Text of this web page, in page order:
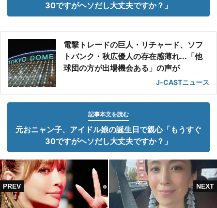
30ですがヘソだし大丈夫ですか？」
電撃トレードの巨人・リチャード、ソフ
トバンク・秋広優人の存在感薄れ...「他
球団の方が出場機会ある」の声が
J-CASTニュース
記事本文を読む
元おニャン子、アイドル娘の誕生日で親心「もうすぐ
30ですがヘソだし大丈夫ですか？」